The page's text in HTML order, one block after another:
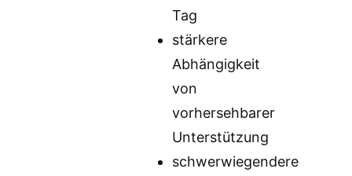
Tag
stärkere
Abhängigkeit
von
vorhersehbarer
Unterstützung
schwerwiegendere